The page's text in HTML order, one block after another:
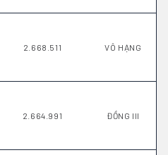
2.668.511 VÔ HẠNG
2.664.991 ĐỒNG III